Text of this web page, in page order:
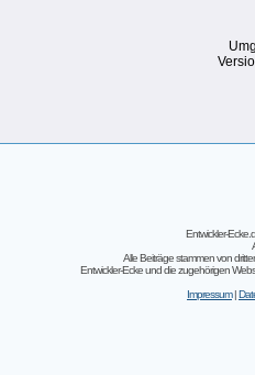
Entwickler-
Alle Beiträge stammen von
Entwickler-Ecke und die zugehörigen
Impressum|